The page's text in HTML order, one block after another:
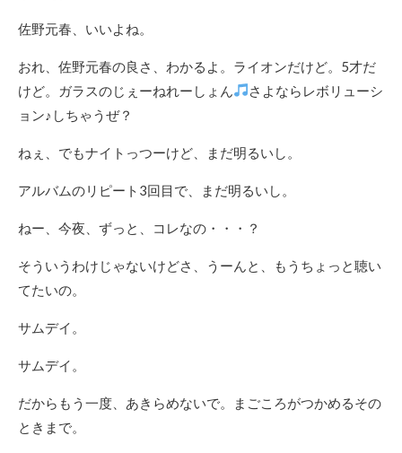
佐野元春、いいよね。
おれ、佐野元春の良さ、わかるよ。ライオンだけど。5才だ
けど。ガラスのじぇーねれーしょん
さよならレボリューシ
ョン♪しちゃうぜ？
ねぇ、でもナイトっつーけど、まだ明るいし。
アルバムのリピート3回目で、まだ明るいし。
ねー、今夜、ずっと、コレなの・・・？
そういうわけじゃないけどさ、うーんと、もうちょっと聴い
てたいの。
サムデイ。
サムデイ。
だからもう一度、あきらめないで。まごころがつかめるその
ときまで。